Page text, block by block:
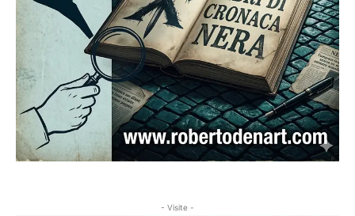
- Visite -